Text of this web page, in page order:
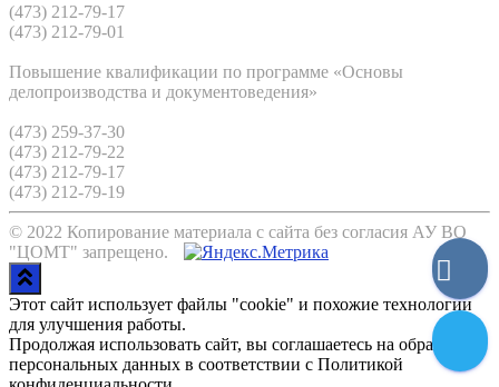
(473) 212-79-17
(473) 212-79-01
Повышение квалификации по программе «Основы
делопроизводства и документоведения»
(473) 259-37-30
(473) 212-79-22
(473) 212-79-17
(473) 212-79-19
© 2022 Копирование материала с сайта без согласия АУ ВО
"ЦОМТ" запрещено.
Этот сайт использует файлы "cookie" и похожие технологии
для улучшения работы.
Продолжая использовать сайт, вы соглашаетесь на обработку
персональных данных в соответствии с Политикой